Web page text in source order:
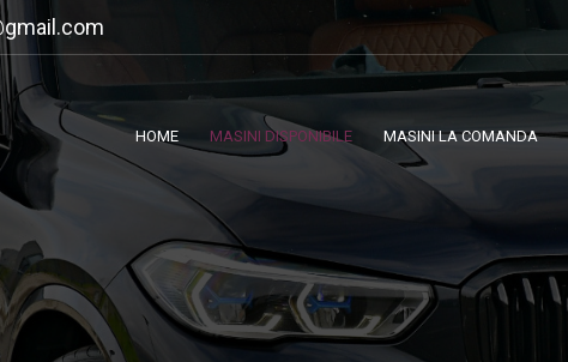
HOME MASINI DISPONIBILE MASINI LA COMANDA